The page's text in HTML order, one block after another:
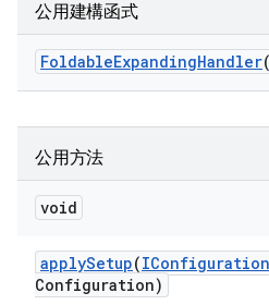
公用建構函式
FoldableExpandingHandler
公用方法
void
applySetup(IConfiguration
Configuration)